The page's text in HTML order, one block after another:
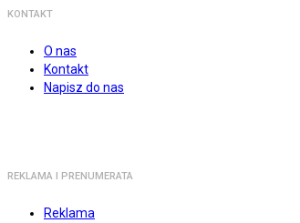
KONTAKT
O nas
Kontakt
Napisz do nas
REKLAMA I PRENUMERATA
Reklama